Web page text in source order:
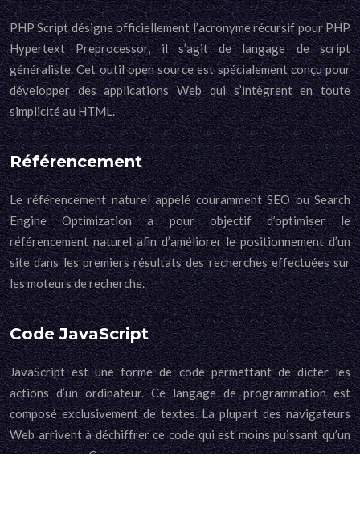
PHP Script désigne officiellement l’acronyme récursif pour PHP
Hypertext Preprocessor, il s’agit de langage de script
généraliste. Cet outil open source est spécialement conçu pour
développer des applications Web qui s’intègrent en toute
simplicité au HTML.
Référencement
Le référencement naturel appelé couramment SEO ou Search
Engine Optimization a pour objectif d’optimiser le
référencement naturel afin d’améliorer le positionnement d’un
site dans les premiers résultats des recherches effectuées sur
les moteurs de recherche.
Code JavaScript
JavaScript est une forme de code permettant de dicter les
actions d’un ordinateur. Ce langage de programmation est
composé exclusivement de textes. La plupart des navigateurs
Web arrivent à déchiffrer ce code qui est moins puissant qu’un
programme en C.